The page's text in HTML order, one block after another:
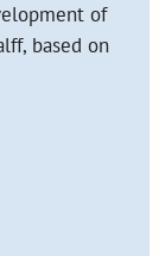
of
based on